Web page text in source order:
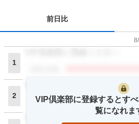
前日比
1
2
VIP倶楽部に登録ください
閲覧者数
VIP倶楽部に登録するとす
覧になれま